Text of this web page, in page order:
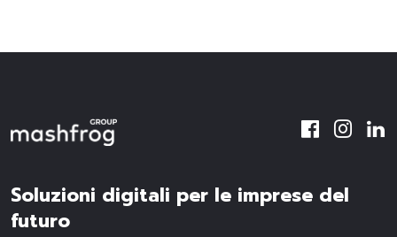
Soluzioni digitali per le imprese del
futuro